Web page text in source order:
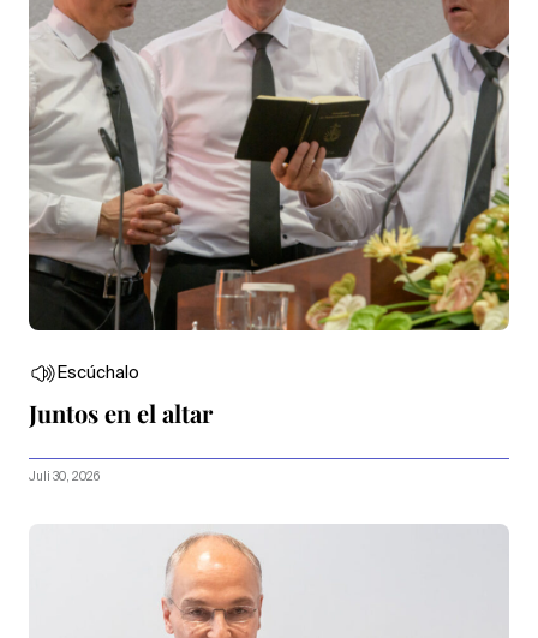
Escúchalo
Juntos en el altar
Juli 30, 2026